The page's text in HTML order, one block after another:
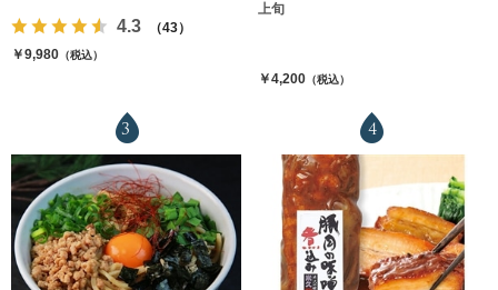
4.3
（43）
￥9,980 （税込）
上旬
￥4,200（税込）
3 4